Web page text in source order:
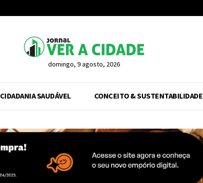
domingo, 9 agosto, 2026
CIDADANIA SAUDÁVEL CONCEITO & SUSTENTABILIDADE